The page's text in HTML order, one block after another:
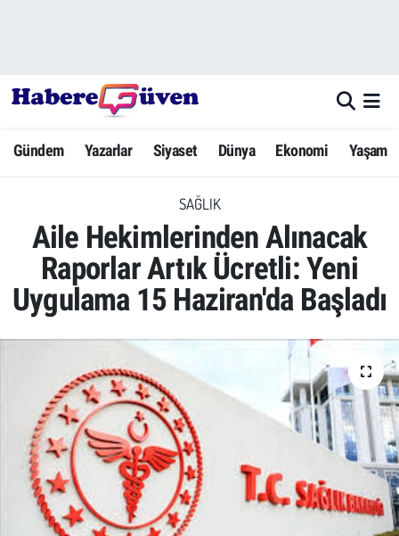
Gündem Yazarlar Siyaset Dünya Ekonomi Yaşam
SAĞLIK
Aile Hekimlerinden Alınacak
Raporlar Artık Ücretli: Yeni
Uygulama 15 Haziran'da Başladı
Yazarlar
Dünya
Ekonomi
Yaşam
Yerel Haberler
Eğitim
Sağlık
Kadın
Emek
Hava Durumu
Trafik Durumu
Süper Lig Puan Durumu ve Fikstür
Tüm Manşetler
Son Dakika Haberleri
Haber Arşivi